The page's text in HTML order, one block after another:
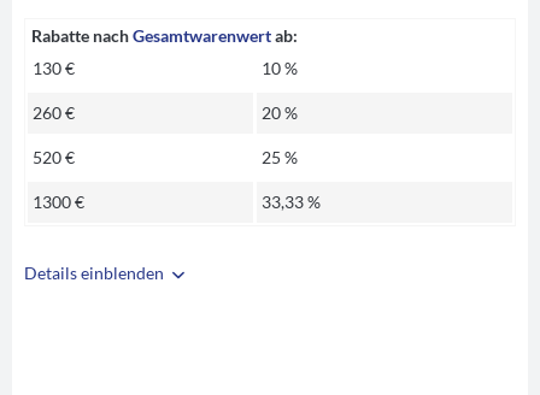
Details einblenden
Rabatte nachGesamtwarenwertab:
130 €
10 %
260 € 20 %
520 € 25 %
1300 € 33,33 %